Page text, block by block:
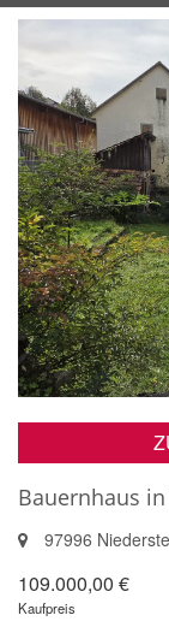
Bauernhaus
97996
109.000,00 €
Kaufpreis